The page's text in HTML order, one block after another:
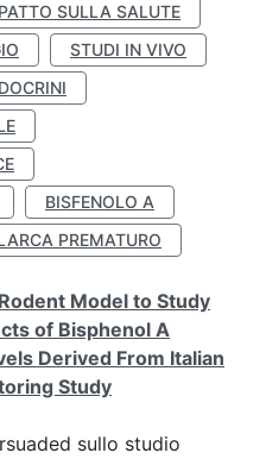
SULLA SALUTE
STUDI IN VIVO
BISFENOLO A
PREMATURO
Model to Study
of Bisphenol A
Derived From Italian
Study
sullo studio